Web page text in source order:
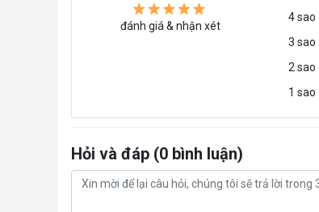
đánh giá & nhận xét
4 sao
3 sao
2 sao
1 sao
Hỏi và đáp (0 bình luận)